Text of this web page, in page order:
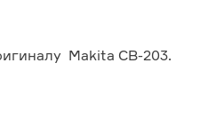
Makita CB-203.